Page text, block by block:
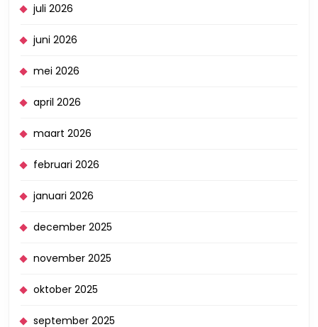
juli 2026
juni 2026
mei 2026
april 2026
maart 2026
februari 2026
januari 2026
december 2025
november 2025
oktober 2025
september 2025